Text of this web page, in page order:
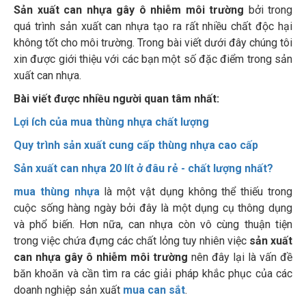
Sản xuất can nhựa gây ô nhiễm môi trường bởi trong
quá trình sản xuất can nhựa tạo ra rất nhiều chất độc hại
không tốt cho môi trường. Trong bài viết dưới đây chúng tôi
xin được giới thiệu với các bạn một số đặc điểm trong sản
xuất can nhựa.
Bài viết được nhiều người quan tâm nhất:
Lợi ích của mua thùng nhựa chất lượng
Quy trình sản xuất cung cấp thùng nhựa cao cấp
Sản xuất can nhựa 20 lít ở đâu rẻ - chất lượng nhất?
mua thùng nhựalà một vật dụng không thể thiếu trong
cuộc sống hàng ngày bởi đây là một dụng cụ thông dụng
và phổ biến. Hơn nữa, can nhựa còn vô cùng thuận tiện
trong việc chứa đựng các chất lỏng tuy nhiên việc sản xuất
can nhựa gây ô nhiễm môi trường nên đây lại là vấn đề
băn khoăn và cần tìm ra các giải pháp khắc phục của các
doanh nghiệp sản xuất mua can sắt.